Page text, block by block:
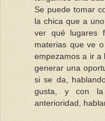
Se puede tomar
la chica que a
ver qué lugares
materias que ve
empezamos a ir a
generar una
si se da,
gusta, y con la
anterioridad,